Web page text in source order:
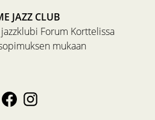
JAZZ CLUB
Forum Korttelissa
mukaan